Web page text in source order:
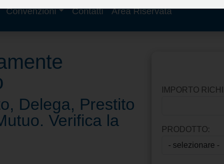
Convenzioni Contatti Area Riservata
Delega, Prestito
Verifica la
IMPORTO
PRODOTTO: